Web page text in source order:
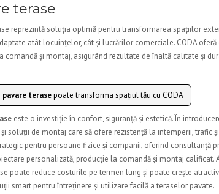
terase
reprezintă soluția optimă pentru transformarea spațiilor
atât locuințelor, cât și lucrărilor comerciale. CODA
comandă și montaj, asigurând rezultate de înaltă calitate și
pavare terasepoate transforma spațiul tău cu CODA
este o investiție în confort, siguranță și estetică. În
soluții de montaj care să ofere rezistență la intemperii, trafic
pentru persoane fizice și companii, oferind consultanță
personalizată, producție la comandă și montaj calificat.
poate reduce costurile pe termen lung și poate crește
smart pentru întreținere și utilizare facilă a teraselor pavate.